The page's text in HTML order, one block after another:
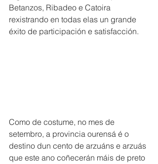
Betanzos, Ribadeo e Catoira
rexistrando en todas elas un grande
éxito de participación e satisfacción.
Como de costume, no mes de
setembro, a provincia ourensá é o
destino dun cento de arzuáns e arzuás
que este ano coñecerán máis de preto